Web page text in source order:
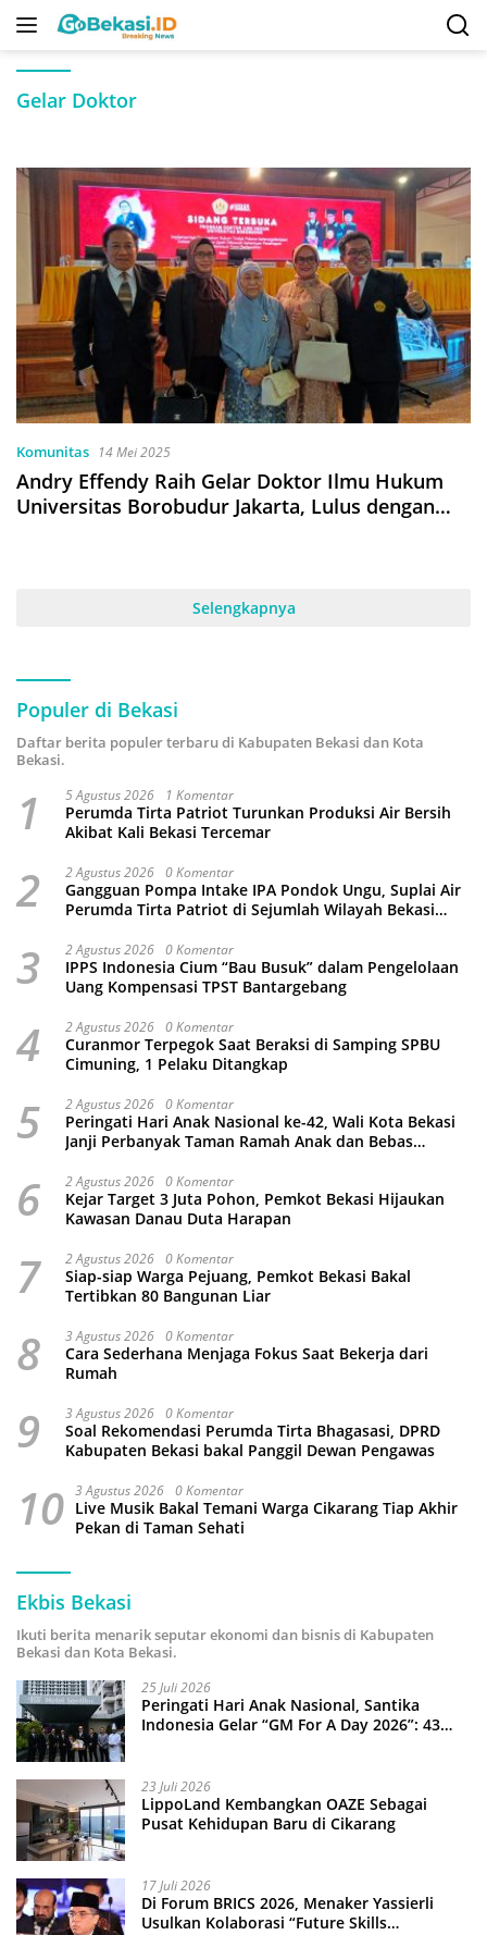
Langsung
Gelar Doktor
Komunitas 14 Mei 2025
Andry Effendy Raih Gelar Doktor Ilmu Hukum
Universitas Borobudur Jakarta, Lulus dengan
Selengkapnya
Populer di Bekasi
Daftar berita populer terbaru di Kabupaten Bekasi dan Kota
Bekasi.
1 5 Agustus 2026 1 Komentar
Perumda Tirta Patriot Turunkan Produksi Air Bersih
Akibat Kali Bekasi Tercemar
2 2 Agustus 2026 0 Komentar
Gangguan Pompa Intake IPA Pondok Ungu, Suplai Air
Perumda Tirta Patriot di Sejumlah Wilayah Bekasi
3 2 Agustus 2026 0 Komentar
IPPS Indonesia Cium “Bau Busuk” dalam Pengelolaan
Uang Kompensasi TPST Bantargebang
4 2 Agustus 2026 0 Komentar
Curanmor Terpegok Saat Beraksi di Samping SPBU
Cimuning, 1 Pelaku Ditangkap
5 2 Agustus 2026 0 Komentar
Peringati Hari Anak Nasional ke-42, Wali Kota Bekasi
Janji Perbanyak Taman Ramah Anak dan Bebas
6 2 Agustus 2026 0 Komentar
Kejar Target 3 Juta Pohon, Pemkot Bekasi Hijaukan
Kawasan Danau Duta Harapan
7 2 Agustus 2026 0 Komentar
Siap-siap Warga Pejuang, Pemkot Bekasi Bakal
Tertibkan 80 Bangunan Liar
8 3 Agustus 2026 0 Komentar
Cara Sederhana Menjaga Fokus Saat Bekerja dari
Rumah
9 3 Agustus 2026 0 Komentar
Soal Rekomendasi Perumda Tirta Bhagasasi, DPRD
Kabupaten Bekasi bakal Panggil Dewan Pengawas
10 3 Agustus 2026 0 Komentar
Live Musik Bakal Temani Warga Cikarang Tiap Akhir
Pekan di Taman Sehati
Ekbis Bekasi
Ikuti berita menarik seputar ekonomi dan bisnis di Kabupaten
Bekasi dan Kota Bekasi.
25 Juli 2026
Peringati Hari Anak Nasional, Santika
Indonesia Gelar “GM For A Day 2026”: 43
23 Juli 2026
LippoLand Kembangkan OAZE Sebagai
Pusat Kehidupan Baru di Cikarang
17 Juli 2026
Di Forum BRICS 2026, Menaker Yassierli
Usulkan Kolaborasi “Future Skills